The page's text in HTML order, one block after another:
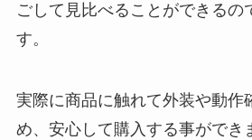
ごして見比べることができるの
す。
実際に商品に触れて外装や動作
め、安心して購入する事ができ